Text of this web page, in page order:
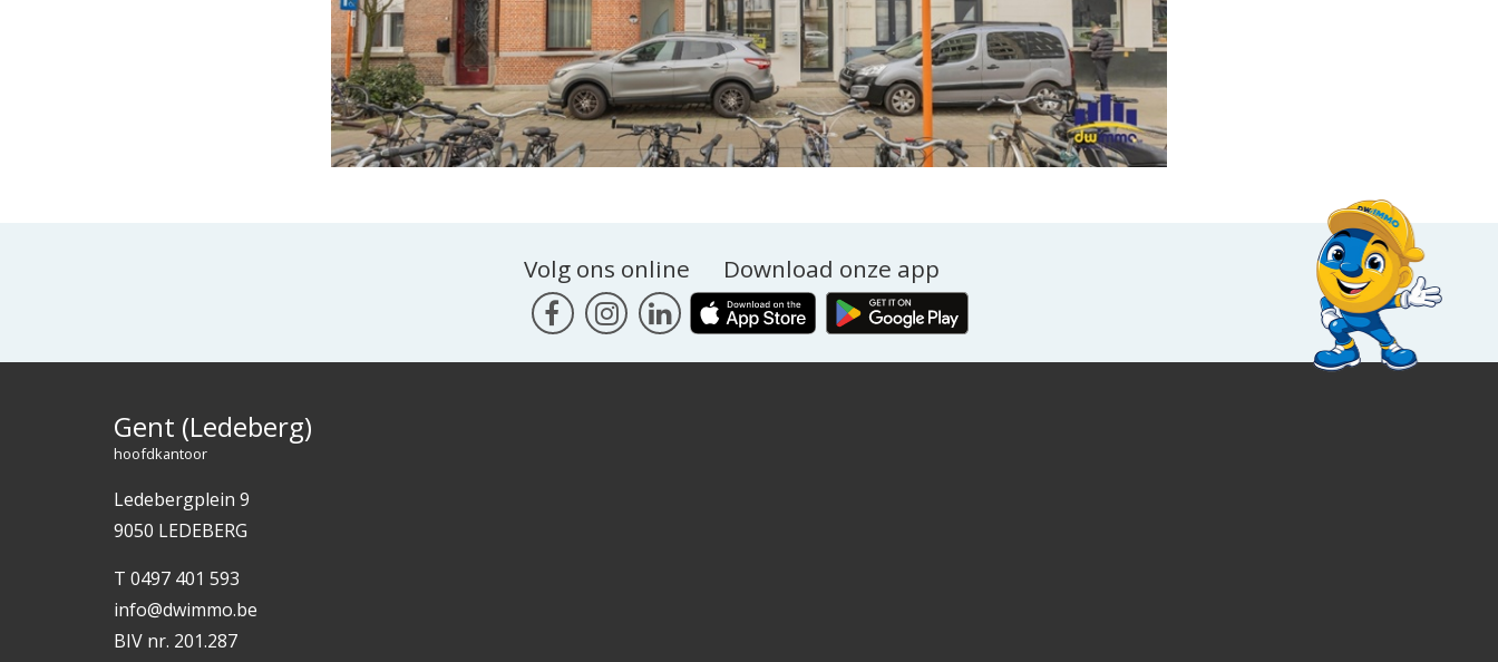
Volg ons online Download onze app
Gent (Ledeberg)
hoofdkantoor
Ledebergplein 9
9050 LEDEBERG
T 0497 401 593
info@dwimmo.be
BIV nr. 201.287